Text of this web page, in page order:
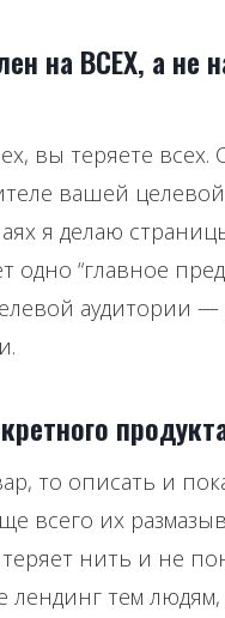
на ВСЕХ, а не
вы теряете
вашей
я делаю
одно “главное
аудитории —
то описать и
всего их
нить и не
лендинг тем